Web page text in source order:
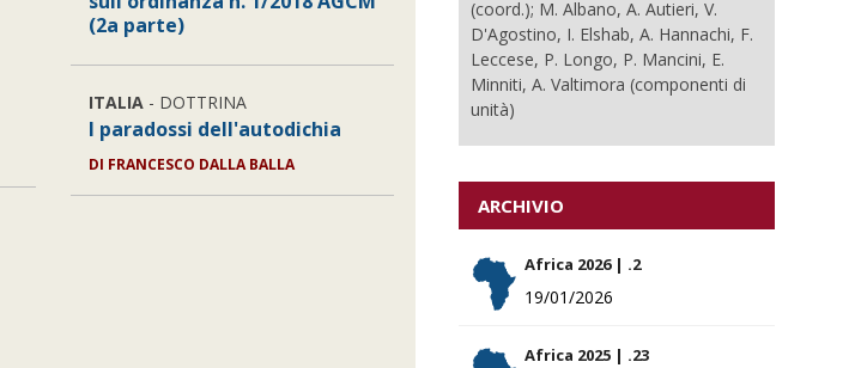
(2a parte)
ITALIA- DOTTRINA
I paradossi dell'autodichia
DI FRANCESCO DALLA BALLA
(coord.); M. Albano, A. Autieri, V.
D'Agostino, I. Elshab, A. Hannachi, F.
Leccese, P. Longo, P. Mancini, E.
Minniti, A. Valtimora (componenti di
unità)
ARCHIVIO
Africa 2026 | .2
19/01/2026
Africa 2025 | .23